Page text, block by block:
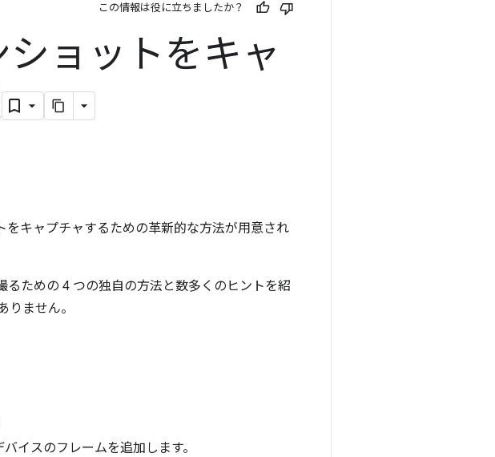
この情報は役に立ちましたか？
ョットをキャ
キャプチャするための革新的な方法が用意され
ための 4 つの独自の方法と数多くのヒントを紹
ません。
イスのフレームを追加します。